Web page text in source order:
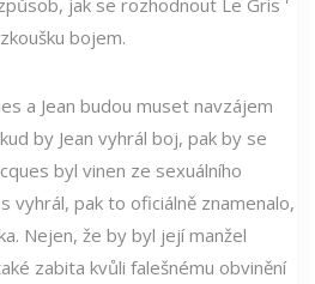
bojem.
a Jean budou muset navzájem
by Jean vyhrál boj, pak by se
byl vinen ze sexuálního
vyhrál, pak to oficiálně znamenalo,
Nejen, že by byl její manžel
zabita kvůli falešnému obvinění